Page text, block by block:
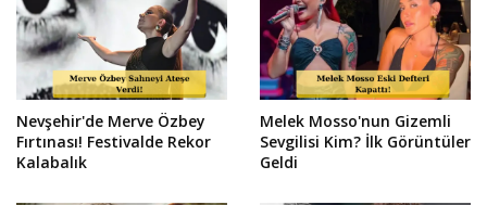
Nevşehir'de Merve Özbey
Fırtınası! Festivalde Rekor
Kalabalık
Melek Mosso'nun Gizemli
Sevgilisi Kim? İlk Görüntüler
Geldi